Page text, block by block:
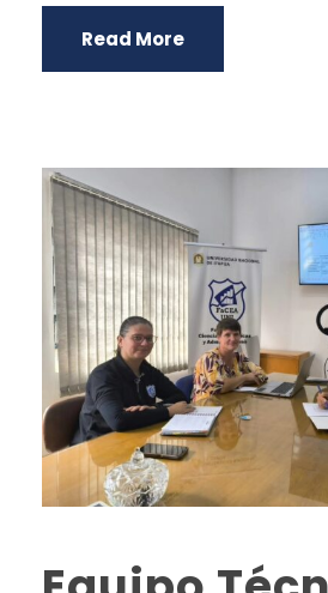
Read More